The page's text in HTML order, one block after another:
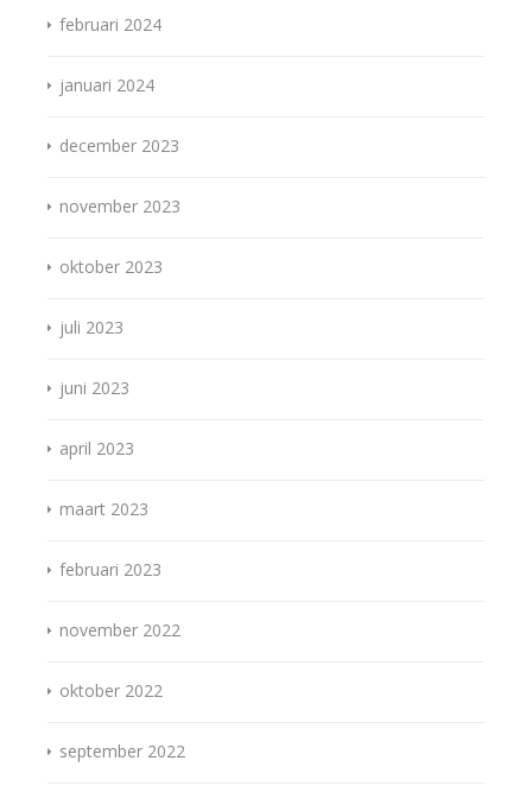
februari 2024
januari 2024
december 2023
november 2023
oktober 2023
juli 2023
juni 2023
april 2023
maart 2023
februari 2023
november 2022
oktober 2022
september 2022